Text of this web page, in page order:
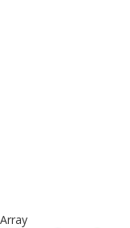
Array